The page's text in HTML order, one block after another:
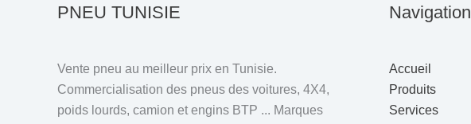
PNEU TUNISIE
Vente pneu au meilleur prix en Tunisie.
Commercialisation des pneus des voitures, 4X4,
poids lourds, camion et engins BTP ... Marques
Navigation
Accueil
Produits
Services